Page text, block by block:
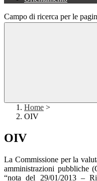
Campo di ricerca per le
Home >
OIV
OIV
La Commissione per la
amministrazioni
“nota del 29/01/2013 –